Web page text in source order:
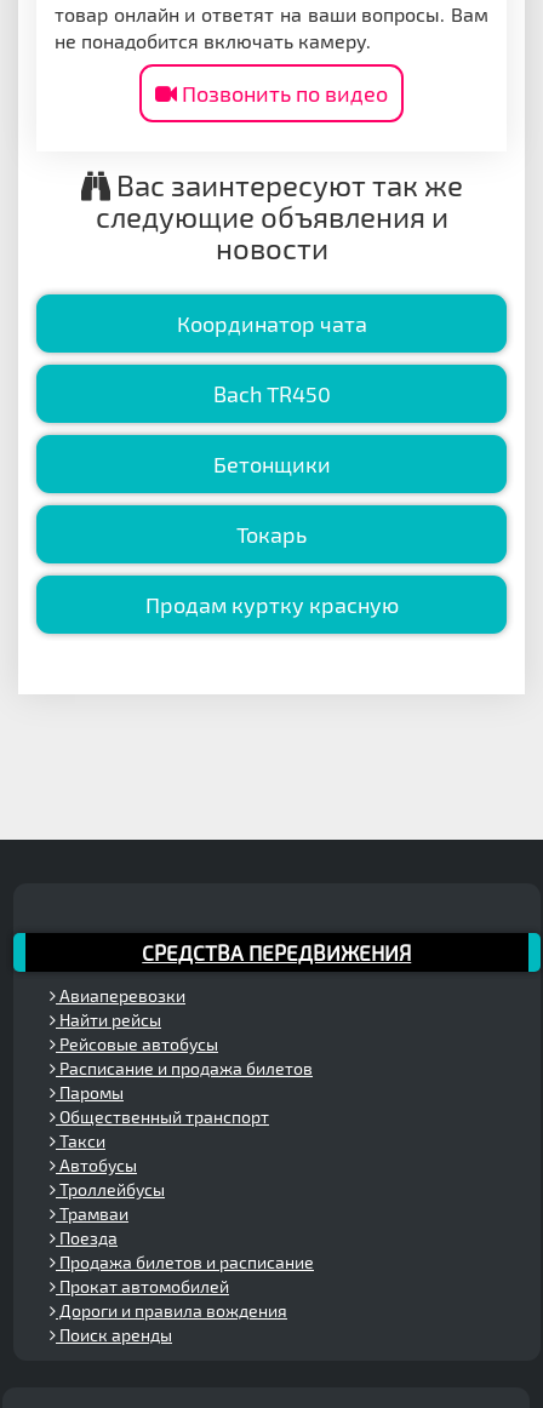
товар онлайн и ответят на ваши вопросы. Вам
не понадобится включать камеру.
Позвонить по видео
Вас заинтересуют так же
следующие объявления и
новости
Координатор чата
Bach TR450
Бетонщики
Токарь
Продам куртку красную
СРЕДСТВА ПЕРЕДВИЖЕНИЯ
Авиаперевозки
Найти рейсы
Рейсовые автобусы
Расписание и продажа билетов
Паромы
Общественный транспорт
Такси
Автобусы
Троллейбусы
Трамваи
Поезда
Продажа билетов и расписание
Прокат автомобилей
Дороги и правила вождения
Поиск аренды